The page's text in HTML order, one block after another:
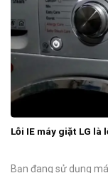
Lỗi IE máy giặt LG là
Bạn đang sử dụng